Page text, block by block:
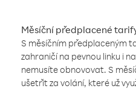
Měsíční předplacené
S měsíčním předplaceným
zahraničí na pevnou linku i
nemusíte obnovovat. S
ušetřit za volání, které už